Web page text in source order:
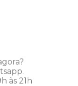
às 21h